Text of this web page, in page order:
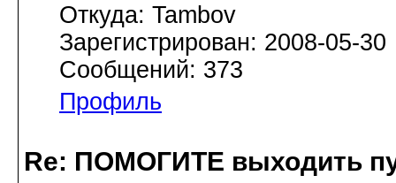
Откуда: Tambov
Зарегистрирован: 2008-05-30
Сообщений: 373
Профиль
Re: ПОМОГИТЕ выходить